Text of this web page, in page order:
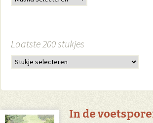
Laatste 200 stukjes
In de